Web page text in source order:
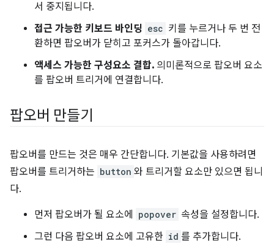
서 중지됩니다.
접근 가능한 키보드 바인딩 esc 키를 누르거나 두 번 전
환하면 팝오버가 닫히고 포커스가 돌아갑니다.
액세스 가능한 구성요소 결합. 의미론적으로 팝오버 요소
를 팝오버 트리거에 연결합니다.
팝오버 만들기
팝오버를 만드는 것은 매우 간단합니다. 기본값을 사용하려면
팝오버를 트리거하는 button 와 트리거할 요소만 있으면 됩니
다.
먼저 팝오버가 될 요소에 popover 속성을 설정합니다.
그런 다음 팝오버 요소에 고유한 id 를 추가합니다.